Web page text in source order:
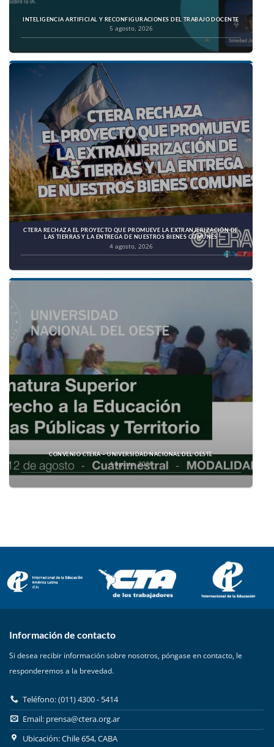
INTELIGENCIA ARTIFICIAL Y RECONFIGURACIONES DEL TRABAJO DOCENTE
5 agosto, 2026
CTERA RECHAZA EL PROYECTO QUE PROMUEVE LA EXTRANJERIZACIÓN DE
LAS TIERRAS Y LA ENTREGA DE NUESTROS BIENES COMUNES
4 agosto, 2026
CONVENIO CTERA – UNIVERSIDAD NACIONAL DEL OESTE
4 agosto, 2026
Información de contacto
Si desea recibir información sobre nosotros, póngase en contacto, le
responderemos a la brevedad.
Teléfono: (011) 4300 - 5414
Email: prensa@ctera.org.ar
Ubicación: Chile 654, CABA